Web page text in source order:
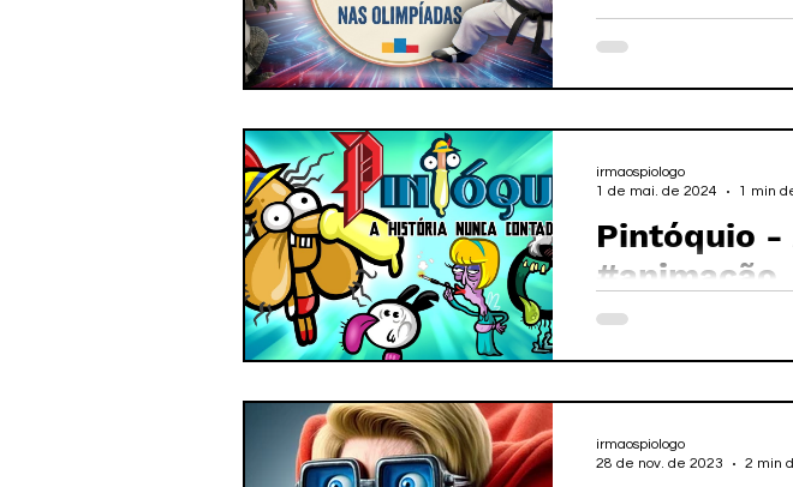
Pintóquio -
#animação
irmaospiologo
1 de mai. de 2024
1 min
irmaospiologo
28 de nov. de 2023
2 min